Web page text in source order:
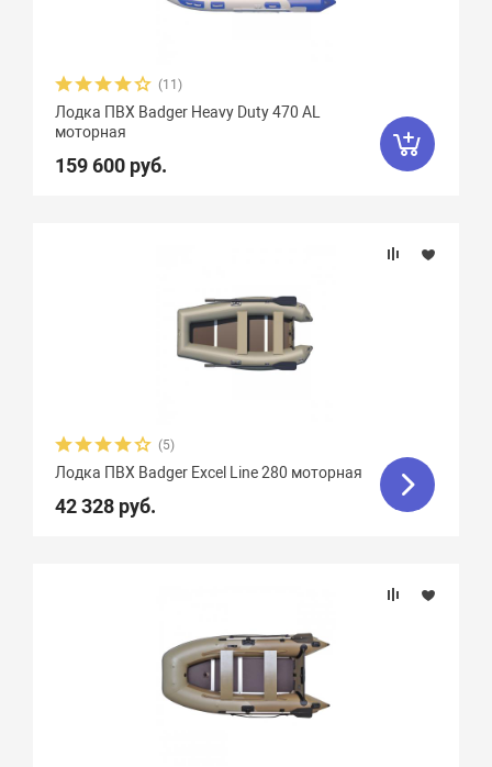
(11)
Лодка ПВХ Badger Heavy Duty 470 AL
моторная
159 600 руб.
(5)
Лодка ПВХ Badger Excel Line 280 моторная
42 328 руб.